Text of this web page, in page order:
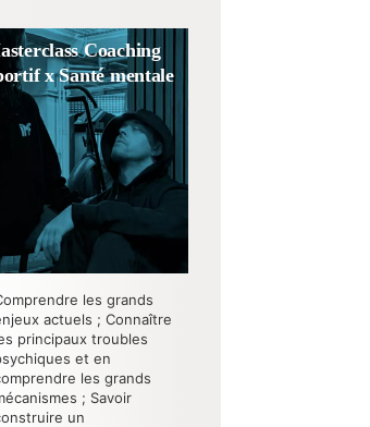
Coaching
x Santé mentale
les grands
actuels ; Connaître
principaux troubles
et en
les grands
; Savoir
un